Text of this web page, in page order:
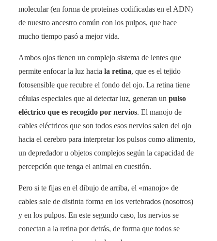
molecular (en forma de proteínas codificadas en el ADN)
de nuestro ancestro común con los pulpos, que hace
mucho tiempo pasó a mejor vida.
Ambos ojos tienen un complejo sistema de lentes que
permite enfocar la luz hacia la retina, que es el tejido
fotosensible que recubre el fondo del ojo. La retina tiene
células especiales que al detectar luz, generan un pulso
eléctrico que es recogido por nervios. El manojo de
cables eléctricos que son todos esos nervios salen del ojo
hacia el cerebro para interpretar los pulsos como alimento,
un depredador u objetos complejos según la capacidad de
percepción que tenga el animal en cuestión.
Pero si te fijas en el dibujo de arriba, el «manojo» de
cables sale de distinta forma en los vertebrados (nosotros)
y en los pulpos. En este segundo caso, los nervios se
conectan a la retina por detrás, de forma que todos se